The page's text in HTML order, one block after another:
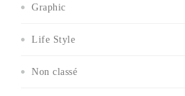
Graphic
Life Style
Non classé